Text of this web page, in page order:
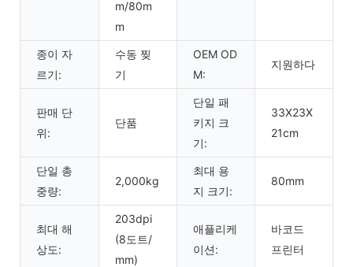
m/80m
m
종이 자
르기:
수동 찢
기
OEM OD
M:
지원하다
판매 단
위:
단품
단일 패
키지 크
기:
33X23X
21cm
단일 총
중량:
2,000kg
최대 용
지 크기:
80mm
최대 해
상도:
203dpi
(8도트/
mm)
애플리케
이션:
바코드
프린터